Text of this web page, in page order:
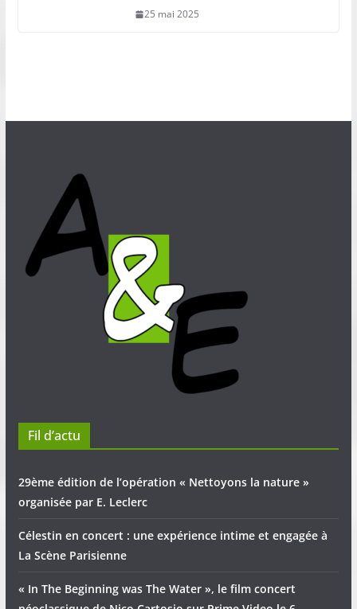
25 mai 2025
Fil d’actu
29ème édition de l’opération « Nettoyons la nature »
organisée par E. Leclerc
Célestin en concert : une expérience intime et engagée à
La Scène Parisienne
« In The Beginning was The Water », le film concert